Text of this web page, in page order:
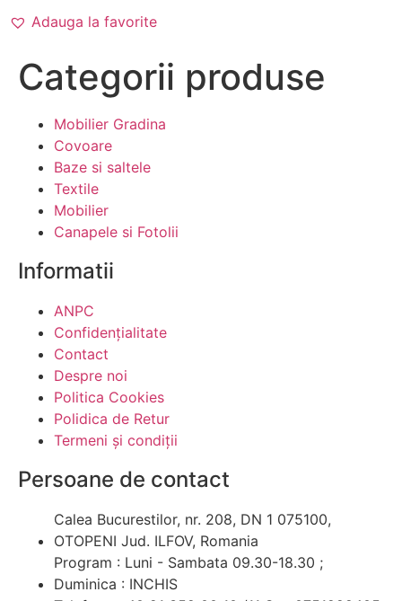
Categorii produse
Mobilier Gradina
Covoare
Baze si saltele
Textile
Mobilier
Canapele si Fotolii
Informatii
ANPC
Confidențialitate
Contact
Despre noi
Politica Cookies
Polidica de Retur
Termeni și condiții
Persoane de contact
Calea Bucurestilor, nr. 208, DN 1 075100,
OTOPENI Jud. ILFOV, Romania
Program : Luni - Sambata 09.30-18.30 ;
Duminica : INCHIS